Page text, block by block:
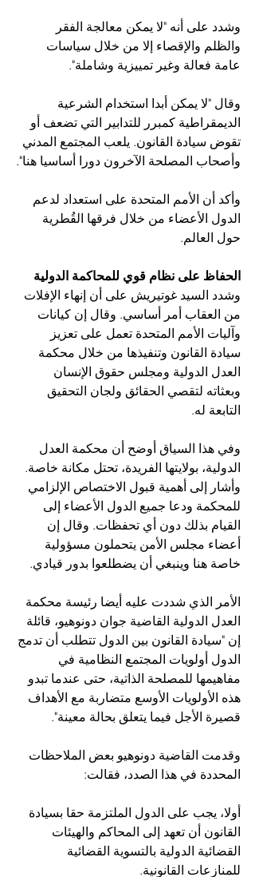
وشدد على أنه "لا يمكن معالجة الفقر
والظلم والإقصاء إلا من خلال سياسات
عامة فعالة وغير تمييزية وشاملة".
وقال "لا يمكن أبدا استخدام الشرعية
الديمقراطية كمبرر للتدابير التي تضعف أو
تقوض سيادة القانون. يلعب المجتمع المدني
وأصحاب المصلحة الآخرون دورا أساسيا هنا".
وأكد أن الأمم المتحدة على استعداد لدعم
الدول الأعضاء من خلال فرقها القُطرية
حول العالم.
الحفاظ على نظام قوي للمحاكمة الدولية
وشدد السيد غوتيريش على أن إنهاء الإفلات
من العقاب أمر أساسي. وقال إن كيانات
وآليات الأمم المتحدة تعمل على تعزيز
سيادة القانون وتنفيذها من خلال محكمة
العدل الدولية ومجلس حقوق الإنسان
وبعثاته لتقصي الحقائق ولجان التحقيق
التابعة له.
وفي هذا السياق أوضح أن محكمة العدل
الدولية، بولايتها الفريدة، تحتل مكانة خاصة.
وأشار إلى أهمية قبول الاختصاص الإلزامي
للمحكمة ودعا جميع الدول الأعضاء إلى
القيام بذلك دون أي تحفظات. وقال إن
أعضاء مجلس الأمن يتحملون مسؤولية
خاصة هنا وينبغي أن يضطلعوا بدور قيادي.
الأمر الذي شددت عليه أيضا رئيسة محكمة
العدل الدولية القاضية جوان دونوهيو، قائلة
إن "سيادة القانون بين الدول تتطلب أن تدمج
الدول أولويات المجتمع النظامية في
مفاهيمها للمصلحة الذاتية، حتى عندما تبدو
هذه الأولويات الأوسع متضاربة مع الأهداف
قصيرة الأجل فيما يتعلق بحالة معينة".
وقدمت القاضية دونوهيو بعض الملاحظات
المحددة في هذا الصدد، فقالت:
أولا، يجب على الدول الملتزمة حقا بسيادة
القانون أن تعهد إلى المحاكم والهيئات
القضائية الدولية بالتسوية القضائية
للمنازعات القانونية.